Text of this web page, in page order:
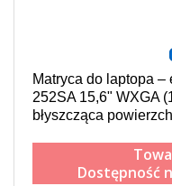
Matryca do laptopa
252SA 15,6" WXGA
błyszcząca
Dostępność